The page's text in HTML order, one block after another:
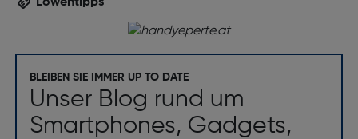
BLEIBEN SIE IMMER UP TO DATE
Unser Blog rund um
Smartphones, Gadgets,